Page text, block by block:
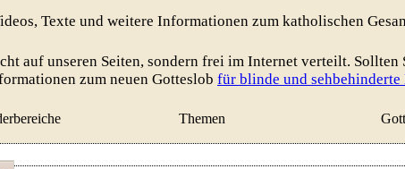
Texte und weitere Informationen zum katholischen
auf unseren Seiten, sondern frei im Internet verteilt.
zum neuen Gotteslob für blinde und
Themen